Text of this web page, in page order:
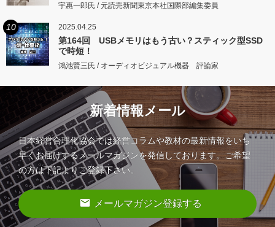
宇惠一郎氏 / 元読売新聞東京本社国際部編集委員
10 2025.04.25
第164回 USBメモリはもう古い？スティック型SSD
で時短！
鴻池賢三氏 / オーディオビジュアル機器 評論家
新着情報メール
日本経営合理化協会では経営コラムや教材の最新情報をいち
早くお届けするメールマガジンを発信しております。ご希望
の方は下記よりご登録下さい。
email メールマガジン登録する